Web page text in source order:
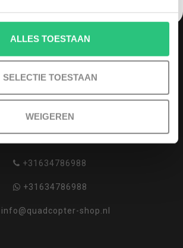
ALLES TOESTAAN
SELECTIE TOESTAAN
WEIGEREN
QUADCOPTER-SHOP
+31634786988
+31634786988
info@quadcopter-shop.nl